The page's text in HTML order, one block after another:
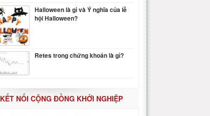
Halloween là gì và Ý nghĩa của lễ
hội Halloween?
Retes trong chứng khoán là gì?
KẾT NỐI CỘNG ĐỒNG KHỞI NGHIỆP